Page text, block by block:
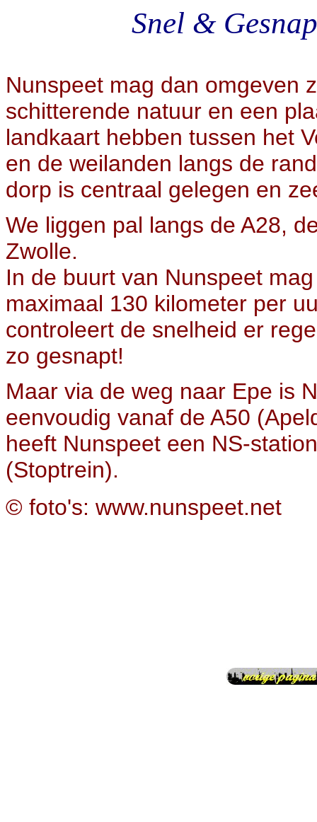
Snel &
Nunspeet mag dan omgeven
schitterende natuur en een
landkaart hebben tussen het
en de weilanden langs de
dorp is centraal gelegen en
We liggen pal langs de A28,
Zwolle.
In de buurt van Nunspeet
maximaal 130 kilometer per
controleert de snelheid er
zo gesnapt!
Maar via de weg naar Epe is
eenvoudig vanaf de A50
heeft Nunspeet een NS-
(Stoptrein).
© foto's: www.nunspeet.net